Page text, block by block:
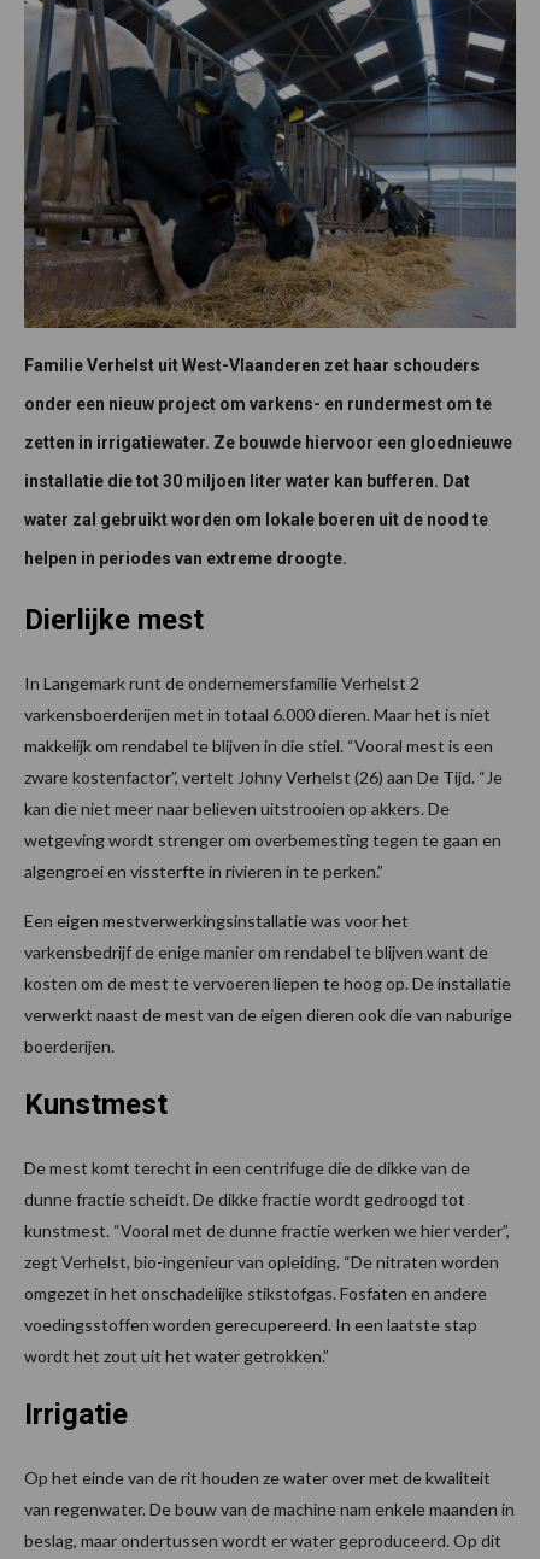
Familie Verhelst uit West-Vlaanderen zet haar schouders
onder een nieuw project om varkens- en rundermest om te
zetten in irrigatiewater. Ze bouwde hiervoor een gloednieuwe
installatie die tot 30 miljoen liter water kan bufferen. Dat
water zal gebruikt worden om lokale boeren uit de nood te
helpen in periodes van extreme droogte.
Dierlijke mest
In Langemark runt de ondernemersfamilie Verhelst 2
varkensboerderijen met in totaal 6.000 dieren. Maar het is niet
makkelijk om rendabel te blijven in die stiel. “Vooral mest is een
zware kostenfactor”, vertelt Johny Verhelst (26) aan De Tijd. “Je
kan die niet meer naar believen uitstrooien op akkers. De
wetgeving wordt strenger om overbemesting tegen te gaan en
algengroei en vissterfte in rivieren in te perken.”
Een eigen mestverwerkingsinstallatie was voor het
varkensbedrijf de enige manier om rendabel te blijven want de
kosten om de mest te vervoeren liepen te hoog op. De installatie
verwerkt naast de mest van de eigen dieren ook die van naburige
boerderijen.
Kunstmest
De mest komt terecht in een centrifuge die de dikke van de
dunne fractie scheidt. De dikke fractie wordt gedroogd tot
kunstmest. “Vooral met de dunne fractie werken we hier verder”,
zegt Verhelst, bio-ingenieur van opleiding. “De nitraten worden
omgezet in het onschadelijke stikstofgas. Fosfaten en andere
voedingsstoffen worden gerecupereerd. In een laatste stap
wordt het zout uit het water getrokken.”
Irrigatie
Op het einde van de rit houden ze water over met de kwaliteit
van regenwater. De bouw van de machine nam enkele maanden in
beslag, maar ondertussen wordt er water geproduceerd. Op dit